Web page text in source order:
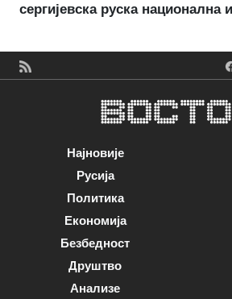
сергијевска руска национална
Најновије
Русија
Политика
Економија
Безбедност
Друштво
Анализе